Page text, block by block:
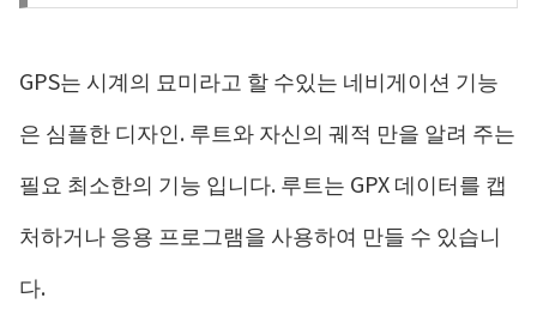
GPS는 시계의 묘미라고 할 수있는 네비게이션 기능
은 심플한 디자인. 루트와 자신의 궤적 만을 알려 주는
필요 최소한의 기능 입니다. 루트는 GPX 데이터를 캡
처하거나 응용 프로그램을 사용하여 만들 수 있습니
다.